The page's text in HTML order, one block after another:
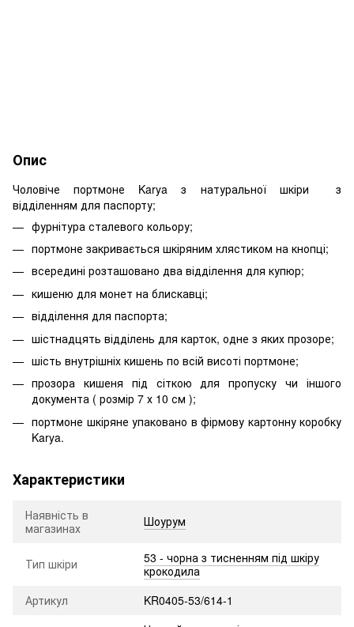
Опис
Чоловіче портмоне Karya з натуральної шкіри з
відділенням для паспорту;
фурнітура сталевого кольору;
портмоне закривається шкіряним хлястиком на кнопці;
всередині розташовано два відділення для купюр;
кишеню для монет на блискавці;
відділення для паспорта;
шістнадцять відділень для карток, одне з яких прозоре;
шість внутрішніх кишень по всій висоті портмоне;
прозора кишеня під сіткою для пропуску чи іншого
документа ( розмір 7 х 10 см );
портмоне шкіряне упаковано в фірмову картонну коробку
Karya.
Характеристики
Наявність в
магазинах
Шоурум
Тип шкіри
53 - чорна з тисненням під шкіру
крокодила
Артикул
KR0405-53/614-1